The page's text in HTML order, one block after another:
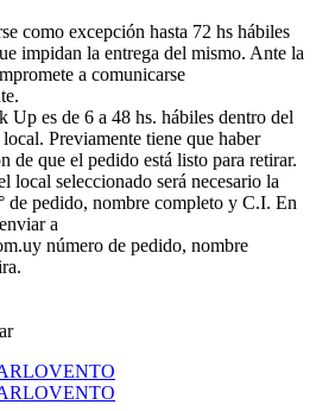
como excepción hasta 72 hs hábiles
impidan la entrega del mismo. Ante la
a comunicarse
Up es de 6 a 48 hs. hábiles dentro del
Previamente tiene que haber
de que el pedido está listo para retirar.
local seleccionado será necesario la
de pedido, nombre completo y C.I. En
a
número de pedido, nombre